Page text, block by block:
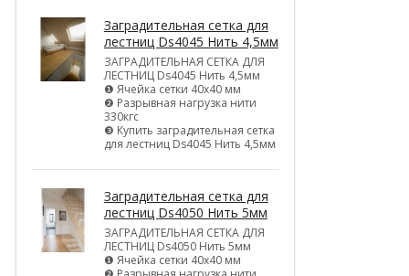
Заградительная сетка для
лестниц Ds4045 Нить 4,5мм
ЗАГРАДИТЕЛЬНАЯ СЕТКА ДЛЯ
ЛЕСТНИЦ Ds4045 Нить 4,5мм
❶ Ячейка сетки 40х40 мм
❷ Разрывная нагрузка нити
330кгс
❸ Купить заградительная сетка
для лестниц Ds4045 Нить 4,5мм
Заградительная сетка для
лестниц Ds4050 Нить 5мм
ЗАГРАДИТЕЛЬНАЯ СЕТКА ДЛЯ
ЛЕСТНИЦ Ds4050 Нить 5мм
❶ Ячейка сетки 40х40 мм